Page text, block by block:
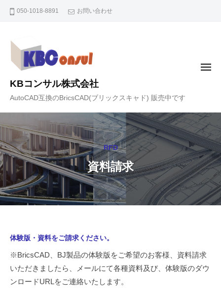
ッ
プ
050-1018-8891 お問い合わせ
KBコンサル株式会社
AutoCAD互換のBricsCAD(ブリックスキャド) 販売中です
メ
RFD
資料請求
資
料
請
体験版・資料をご請求ください。
※BricsCAD、BJ製品の体験版をご希望のお客様、資料請求
いただきましたら、メールにて各種資料及び、体験版のダウ
ンロードURLをご連絡いたします。